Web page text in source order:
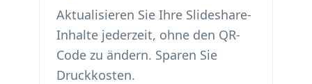
Aktualisieren Sie Ihre Slideshare-
Inhalte jederzeit, ohne den QR-
Code zu ändern. Sparen Sie
Druckkosten.